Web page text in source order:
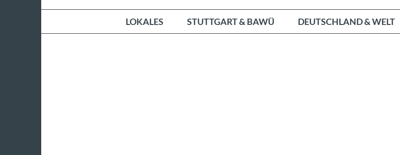
LOKALES STUTTGART & BAWÜ DEUTSCHLAND & WELT